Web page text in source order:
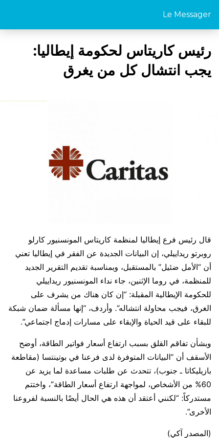
Le Messager
رئيس كاريتاس لحكومة إيطاليا:
يجب انتشال كل من يغرق
قال رئيس فرع إيطاليا لمنظمة كاريتاس المونسنيور كارلو
روبرتو ريداييلي، إن البيانات الجديدة عن الفقر في إيطاليا تعني
أن “الأمل ضئيل” بالمستقبل، وبمناسبة تقديم التقرير الجديد
للمنظمة، في روما الإثنين، جاء نداء المونسنيور ريداييلي
للحكومة الإيطالية المقبلة: “إن كان هناك من يشرف على
الغرق، فيجب محاولة انتشاله”. وأردف، “إنها مسألة ضمان شبكة
للبقاء على قيد الحياة والإبقاء على مسارات إدماج اجتماعي”.
وبشأن تفاقم القلق بسبب ارتفاع أسعار فواتير الطاقة، أوضح
الأسقف أن “البيانات المتوفرة لدى فرعنا في بوتينتسا (مقاطعة
بازيليكاتا ـ جنوب)، تتحدث عن طلبات مساعدة لما يزيد عن
60% من الأشخاص، لمواجهة ارتفاع أسعار الطاقة”، واختتم
مستدركاً: “لكنني أعتقد أن هذه هي الحال أيضًا بالنسبة لفروعنا
الأخرى”.
(المصدر آكي)